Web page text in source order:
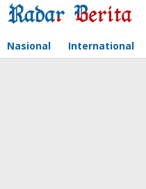
Lewati
ke
Nasional International